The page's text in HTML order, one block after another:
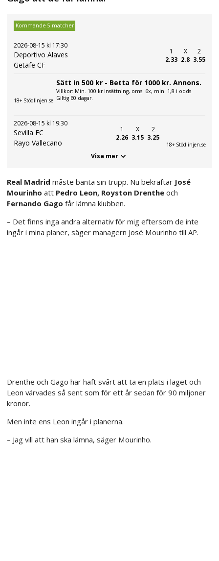
Kommande 5 matcher
2026-08-15 kl 17:30
Deportivo Alaves
Getafe CF
1
2.33
X
2.8
2
3.55
18+ Stödlinjen.se
Sätt in 500 kr - Betta för 1000 kr. Annons.
Villkor: Min. 100 kr insättning, oms. 6x, min. 1,8 i odds.
Giltig 60 dagar.
2026-08-15 kl 19:30
Sevilla FC
Rayo Vallecano
1
2.26
X
3.15
2
3.25
18+ Stödlinjen.se
Visa mer
Real Madrid måste banta sin trupp. Nu bekräftar José
Mourinho att Pedro Leon, Royston Drenthe och
Fernando Gago får lämna klubben.
– Det finns inga andra alternativ för mig eftersom de inte
ingår i mina planer, säger managern José Mourinho till AP.
Drenthe och Gago har haft svårt att ta en plats i laget och
Leon värvades så sent som för ett år sedan för 90 miljoner
kronor.
Men inte ens Leon ingår i planerna.
– Jag vill att han ska lämna, säger Mourinho.